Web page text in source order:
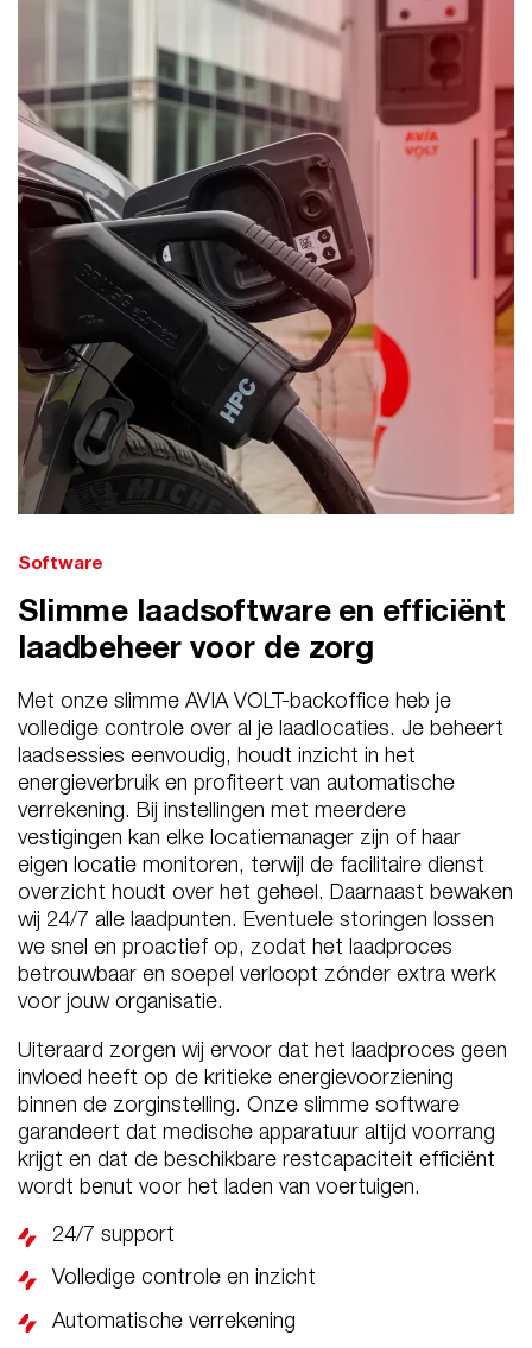
Software
Slimme laadsoftware en efficiënt
laadbeheer voor de zorg
Met onze slimme AVIA VOLT-backoffice heb je
volledige controle over al je laadlocaties. Je beheert
laadsessies eenvoudig, houdt inzicht in het
energieverbruik en profiteert van automatische
verrekening. Bij instellingen met meerdere
vestigingen kan elke locatiemanager zijn of haar
eigen locatie monitoren, terwijl de facilitaire dienst
overzicht houdt over het geheel. Daarnaast bewaken
wij 24/7 alle laadpunten. Eventuele storingen lossen
we snel en proactief op, zodat het laadproces
betrouwbaar en soepel verloopt zónder extra werk
voor jouw organisatie.
Uiteraard zorgen wij ervoor dat het laadproces geen
invloed heeft op de kritieke energievoorziening
binnen de zorginstelling. Onze slimme software
garandeert dat medische apparatuur altijd voorrang
krijgt en dat de beschikbare restcapaciteit efficiënt
wordt benut voor het laden van voertuigen.
24/7 support
Volledige controle en inzicht
Automatische verrekening